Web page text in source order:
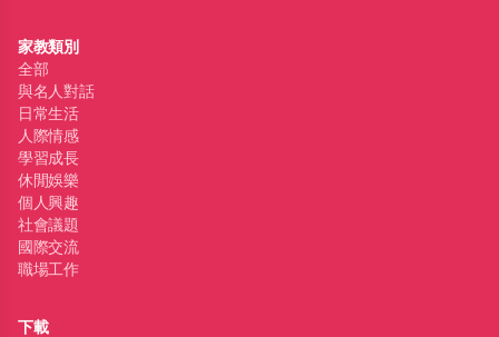
家教類別
全部
與名人對話
日常生活
人際情感
學習成長
休閒娛樂
個人興趣
社會議題
國際交流
職場工作
下載